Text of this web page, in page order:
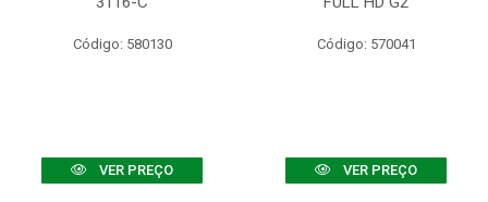
Código: 580130
VER PREÇO
Código: 570041
VER PREÇO